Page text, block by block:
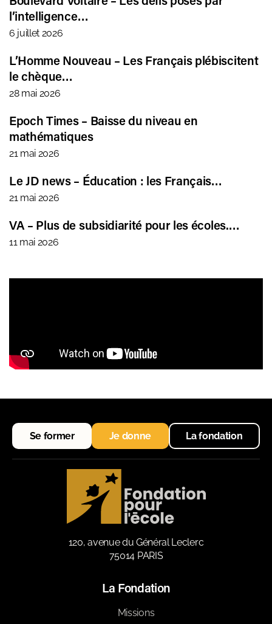
l’intelligence…
6 juillet 2026
L’Homme Nouveau – Les Français plébiscitent
le chèque…
28 mai 2026
Epoch Times – Baisse du niveau en
mathématiques
21 mai 2026
Le JD news – Éducation : les Français…
21 mai 2026
VA – Plus de subsidiarité pour les écoles.…
11 mai 2026
Se former Je donne La fondation
120, avenue du Général Leclerc
75014 PARIS
La Fondation
Missions